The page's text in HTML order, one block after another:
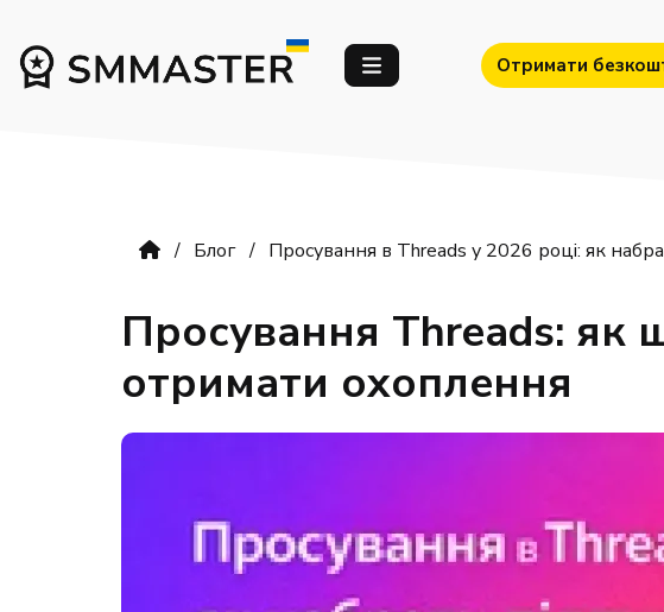
Отримати
Блог Просування в Threads у 2026 році: як
Просування Threads: як
отримати охоплення